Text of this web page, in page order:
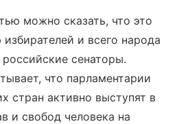
можно сказать, что это
и всего народа
сенаторы.
что парламентарии
стран активно выступят в
и свобод человека на